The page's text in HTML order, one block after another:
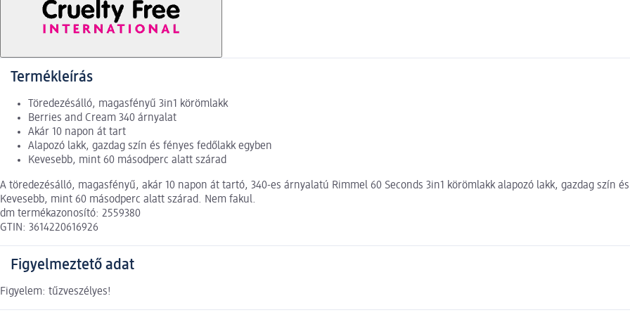
Termékleírás
Töredezésálló, magasfényű 3in1 körömlakk
Berries and Cream 340 árnyalat
Akár 10 napon át tart
Alapozó lakk, gazdag szín és fényes fedőlakk egyben
Kevesebb, mint 60 másodperc alatt szárad
A töredezésálló, magasfényű, akár 10 napon át tartó, 340-es árnyalatú Rimmel 60 Seconds 3in1 körömlakk alapozó lakk, gazdag szín
Kevesebb, mint 60 másodperc alatt szárad. Nem fakul.
dm termékazonosító: 2559380
GTIN: 3614220616926
Figyelmeztető adat
Figyelem: tűzveszélyes!